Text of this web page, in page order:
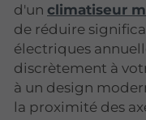
d'un climatiseur
de réduire
électriques
discrètement à
à un design
la proximité des